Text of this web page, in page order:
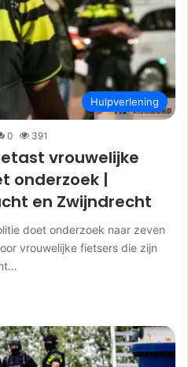
Hulpverlening
0 391
vrouwelijke
onderzoek |
en Zwijndrecht
doet onderzoek naar zeven
vrouwelijke fietsers die zijn